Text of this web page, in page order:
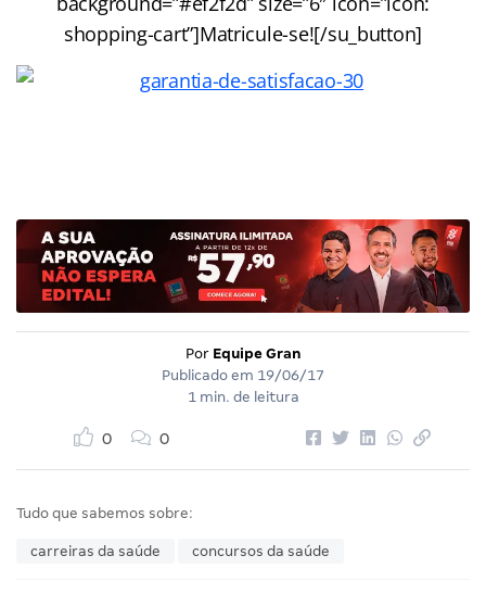
shopping-cart”]Matricule-se![/su_button]
Por Equipe Gran
Publicado em 19/06/17
1 min. de leitura
0 0
Tudo que sabemos sobre:
carreiras da saúde concursos da saúde